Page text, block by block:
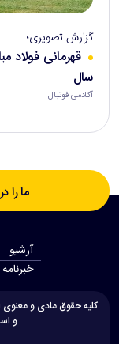
گزارش تصویری؛
سال
آکادمی فوتبال
ما را
آرشیو
‫خبرنامه‬
کلیه حقوق مادی و
و